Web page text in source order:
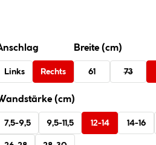
Links Rechts
Breite (cm)
61 73
(cm)
7,5-9,5 9,5-11,5 12-14 14-16